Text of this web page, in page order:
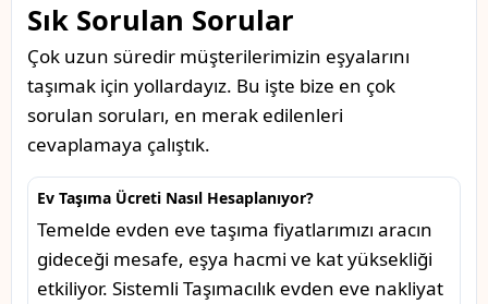
Sık Sorulan Sorular
Çok uzun süredir müşterilerimizin eşyalarını
taşımak için yollardayız. Bu işte bize en çok
sorulan soruları, en merak edilenleri
cevaplamaya çalıştık.
Ev Taşıma Ücreti Nasıl Hesaplanıyor?
Temelde evden eve taşıma fiyatlarımızı aracın
gideceği mesafe, eşya hacmi ve kat yüksekliği
etkiliyor. Sistemli Taşımacılık evden eve nakliyat